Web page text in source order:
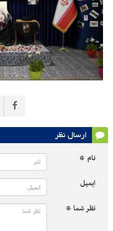
ارسال نظر
نام *
ایمیل
نظر شما *